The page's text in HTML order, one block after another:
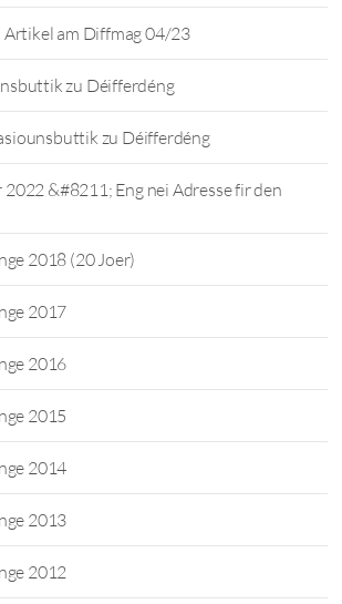
am Diffmag 04/23
zu Déifferdéng
zu Déifferdéng
&#8211; Eng nei Adresse fir den
2018 (20 Joer)
2017
2016
2015
2014
2013
2012